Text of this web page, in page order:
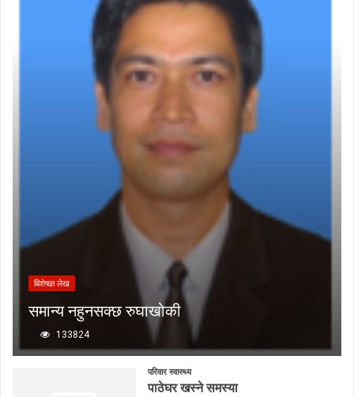
बिशेषज्ञ लेख
समान्य नहुनसक्छ रुघाखोकी
133824
परिवार स्वास्थ्य
पाठेघर खस्ने समस्या